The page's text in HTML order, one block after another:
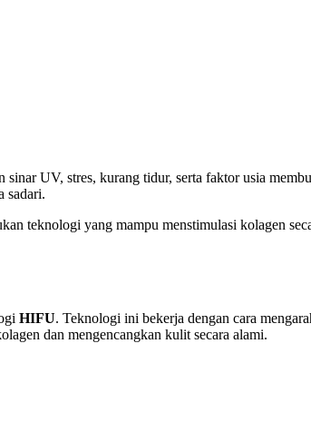
UV, stres, kurang tidur, serta faktor usia
sadari.
teknologi yang mampu menstimulasi kolagen
HIFU. Teknologi ini bekerja dengan cara
dan mengencangkan kulit secara alami.